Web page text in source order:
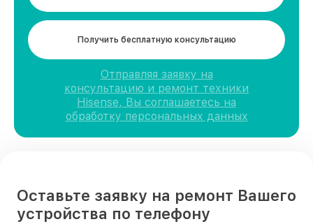
Получить бесплатную консультацию
Отправляя заявку на
консультацию и ремонт техники
Hisense, Вы соглашаетесь на
обработку персональных данных
Оставьте заявку на ремонт Вашего
устройства по телефону